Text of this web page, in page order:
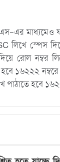
এর মাধ্যমেও
লিখে স্পেস
রোল নম্বর
হবে ১৬২২২
হবে